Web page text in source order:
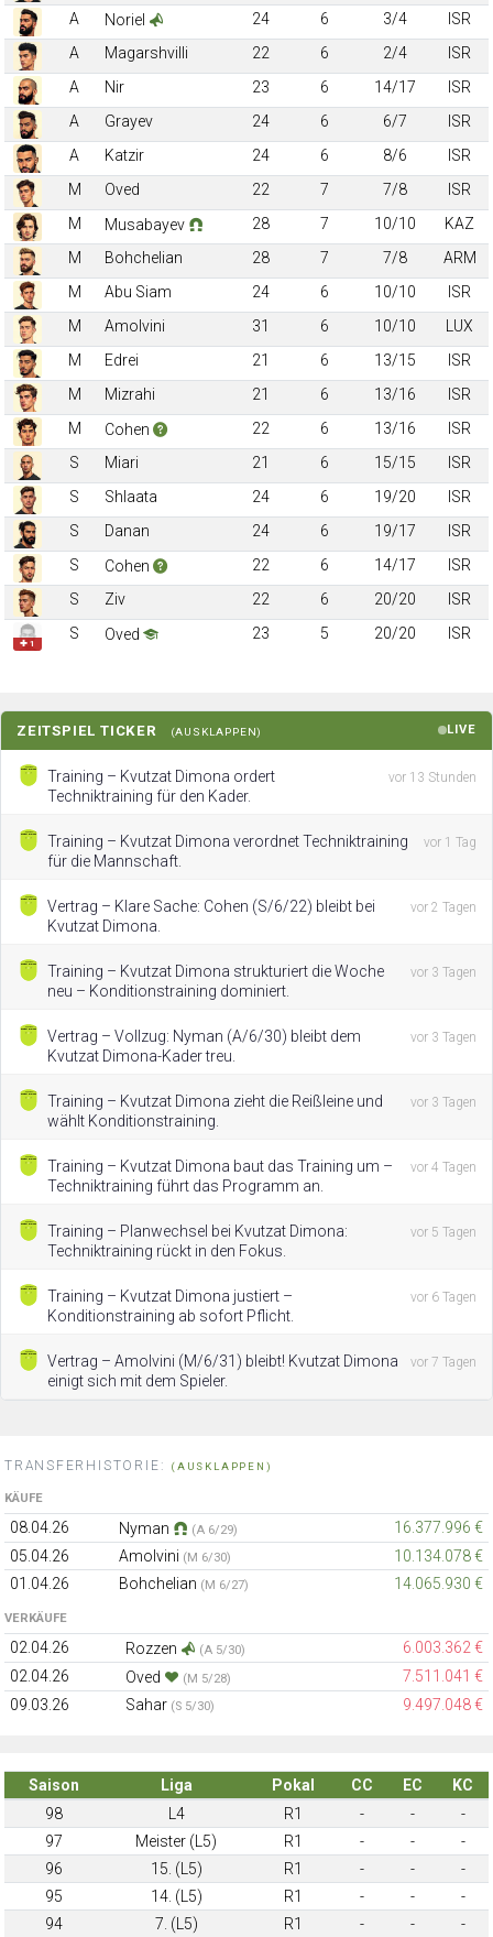
A
Noriel 24 6 3/4
ISR
A
Magarshvilli 22 6 2/4
ISR
A
Nir 23 6 14/17
ISR
A
Grayev 24 6 6/7
ISR
A
Katzir 24 6 8/6
ISR
M
Oved 22 7 7/8
ISR
M
Musabayev 28 7 10/10
KAZ
M
Bohchelian 28 7 7/8
ARM
M
Abu Siam 24 6 10/10
ISR
M
Amolvini 31 6 10/10
LUX
M
Edrei 21 6 13/15
ISR
M
Mizrahi 21 6 13/16
ISR
M
Cohen 22 6 13/16
ISR
S
Miari 21 6 15/15
ISR
S
Shlaata 24 6 19/20
ISR
S
Danan 24 6 19/17
ISR
S
Cohen 22 6 14/17
ISR
S
Ziv 22 6 20/20 ISR
✚ 1
S Oved 23 5 20/20 ISR
ZEITSPIEL TICKER (AUSKLAPPEN) LIVE
Training – Kvutzat Dimona ordert
Techniktraining für den Kader.
vor 13 Stunden
Training – Kvutzat Dimona verordnet Techniktraining
für die Mannschaft.
vor 1 Tag
Vertrag – Klare Sache: Cohen (S/6/22) bleibt bei
Kvutzat Dimona.
vor 2 Tagen
Training – Kvutzat Dimona strukturiert die Woche
neu – Konditionstraining dominiert.
vor 3 Tagen
Vertrag – Vollzug: Nyman (A/6/30) bleibt dem
Kvutzat Dimona-Kader treu.
vor 3 Tagen
Training – Kvutzat Dimona zieht die Reißleine und
wählt Konditionstraining.
vor 3 Tagen
Training – Kvutzat Dimona baut das Training um –
Techniktraining führt das Programm an.
vor 4 Tagen
Training – Planwechsel bei Kvutzat Dimona:
Techniktraining rückt in den Fokus.
vor 5 Tagen
Training – Kvutzat Dimona justiert –
Konditionstraining ab sofort Pflicht.
vor 6 Tagen
Vertrag – Amolvini (M/6/31) bleibt! Kvutzat Dimona
einigt sich mit dem Spieler.
vor 7 Tagen
TRANSFERHISTORIE: (AUSKLAPPEN)
KÄUFE
08.04.26 Nyman (A 6/29)
16.377.996 €
05.04.26
Amolvini (M 6/30)
10.134.078 €
01.04.26
Bohchelian (M 6/27) 14.065.930 €
VERKÄUFE
02.04.26 Rozzen (A 5/30)
6.003.362 €
02.04.26
Oved (M 5/28)
7.511.041 €
09.03.26
Sahar (S 5/30) 9.497.048 €
Saison Liga Pokal CC EC
KC
98
L4 R1 - -
-
97
Meister (L5) R1 - -
-
96
15. (L5) R1 - -
-
95
14. (L5) R1 - -
-
94
7. (L5) R1 - - -